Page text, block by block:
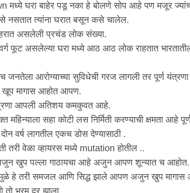
मध्ये घरा बाहेर पडू नका हे बोलणे सोप आहे पण मजूर
नसतात त्यांना घरात बसून कसे चालेल.
असलेली प्रचंड लोक संख्या.
फूट असलेल्या घरा मध्ये आठ आठ लोक राहतात
जनतेला आरोग्याच्या सुविधेची गरज लागली तर पूर्ण
मागास आहोत आपण.
आपली अतिशय कमकुवत आहे.
महिन्याला सहा कोटी लस निर्मिती करण्याची क्षमता आहे
दोन वर्ष लागतील एकच डोस देण्यासाठी .
तरी वेळा व्हायरस मध्ये mutation होतील ..
खुप पल्ला गाठायचा आहे अजुन आपण शून्यात च आहोत.
हे तरी समजल आणि सिद्ध झाले आपण अजुन खुप मागास